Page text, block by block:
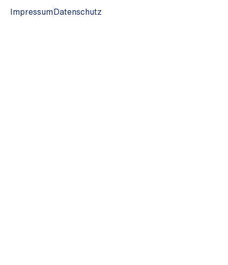
Impressum Datenschutz